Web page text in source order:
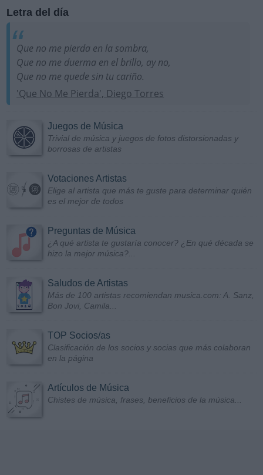
Letra del día
Que no me pierda en la sombra,
Que no me duerma en el brillo, ay no,
Que no me quede sin tu cariño.
'Que No Me Pierda', Diego Torres
Juegos de Música
Trivial de música y juegos de fotos distorsionadas y
borrosas de artistas
Votaciones Artistas
Elige al artista que más te guste para determinar quién
es el mejor de todos
Preguntas de Música
¿A qué artista te gustaría conocer? ¿En qué década se
hizo la mejor música?...
Saludos de Artistas
Más de 100 artistas recomiendan musica.com: A. Sanz,
Bon Jovi, Camila...
TOP Socios/as
Clasificación de los socios y socias que más colaboran
en la página
Artículos de Música
Chistes de música, frases, beneficios de la música...